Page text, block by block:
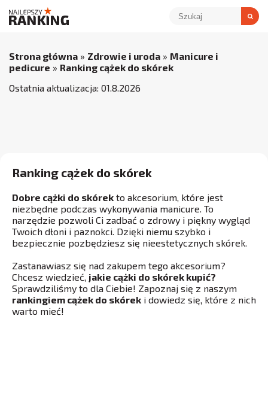
Strona główna » Zdrowie i uroda » Manicure i
pedicure » Ranking cążek do skórek
Ostatnia aktualizacja: 01.8.2026
Ranking cążek do skórek
Dobre cążki do skórek to akcesorium, które jest
niezbędne podczas wykonywania manicure. To
narzędzie pozwoli Ci zadbać o zdrowy i piękny wygląd
Twoich dłoni i paznokci. Dzięki niemu szybko i
bezpiecznie pozbędziesz się nieestetycznych skórek.
Zastanawiasz się nad zakupem tego akcesorium?
Chcesz wiedzieć, jakie cążki do skórek kupić?
Sprawdziliśmy to dla Ciebie! Zapoznaj się z naszym
rankingiem cążek do skórek i dowiedz się, które z nich
warto mieć!